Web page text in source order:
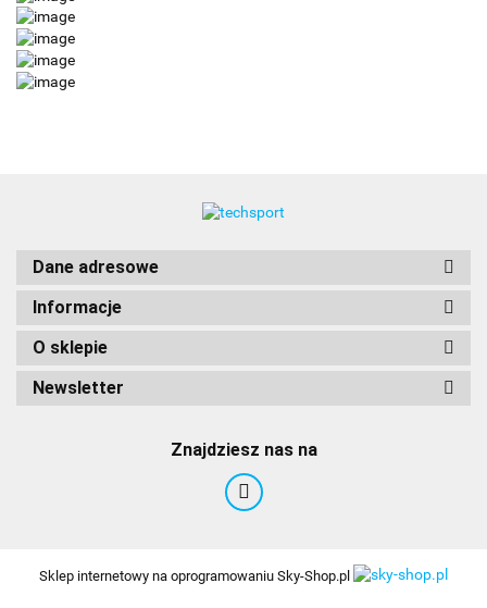
Dane adresowe
Informacje
O sklepie
Newsletter
Znajdziesz nas na
Sklep internetowy na oprogramowaniu Sky-Shop.pl